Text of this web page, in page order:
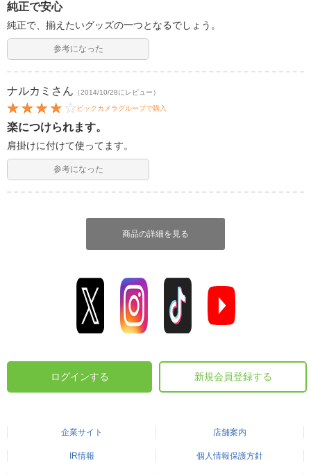
純正で安心
純正で、揃えたいグッズの一つとなるでしょう。
参考になった
ナルカミ さん （2014/10/28にレビュー）
ビックカメラグループで購入
楽につけられます。
肩掛けに付けて使ってます。
参考になった
商品の詳細を見る
ログインする 新規会員登録する
企業サイト 店舗案内
IR情報 個人情報保護方針